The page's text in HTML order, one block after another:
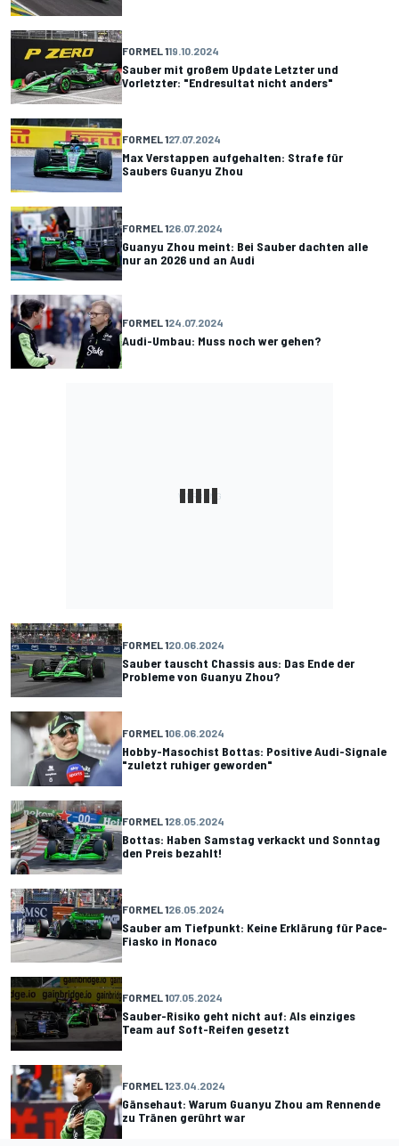
FORMEL 119.10.2024
Sauber mit großem Update Letzter und
Vorletzter: "Endresultat nicht anders"
FORMEL 127.07.2024
Max Verstappen aufgehalten: Strafe für
Saubers Guanyu Zhou
FORMEL 126.07.2024
Guanyu Zhou meint: Bei Sauber dachten alle
nur an 2026 und an Audi
FORMEL 124.07.2024
Audi-Umbau: Muss noch wer gehen?
FORMEL 120.06.2024
Sauber tauscht Chassis aus: Das Ende der
Probleme von Guanyu Zhou?
FORMEL 106.06.2024
Hobby-Masochist Bottas: Positive Audi-Signale
"zuletzt ruhiger geworden"
FORMEL 128.05.2024
Bottas: Haben Samstag verkackt und Sonntag
den Preis bezahlt!
FORMEL 126.05.2024
Sauber am Tiefpunkt: Keine Erklärung für Pace-
Fiasko in Monaco
FORMEL 107.05.2024
Sauber-Risiko geht nicht auf: Als einziges
Team auf Soft-Reifen gesetzt
FORMEL 123.04.2024
Gänsehaut: Warum Guanyu Zhou am Rennende
zu Tränen gerührt war